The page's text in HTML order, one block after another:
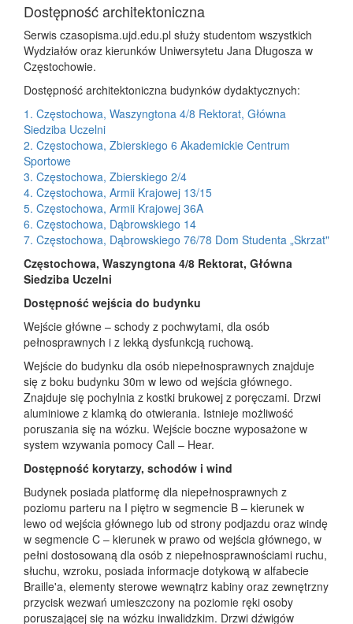
Dostępność architektoniczna
Serwis czasopisma.ujd.edu.pl służy studentom wszystkich
Wydziałów oraz kierunków Uniwersytetu Jana Długosza w
Częstochowie.
Dostępność architektoniczna budynków dydaktycznych:
1. Częstochowa, Waszyngtona 4/8 Rektorat, Główna
Siedziba Uczelni
2. Częstochowa, Zbierskiego 6 Akademickie Centrum
Sportowe
3. Częstochowa, Zbierskiego 2/4
4. Częstochowa, Armii Krajowej 13/15
5. Częstochowa, Armii Krajowej 36A
6. Częstochowa, Dąbrowskiego 14
7. Częstochowa, Dąbrowskiego 76/78 Dom Studenta „Skrzat"
Częstochowa, Waszyngtona 4/8 Rektorat, Główna
Siedziba Uczelni
Dostępność wejścia do budynku
Wejście główne – schody z pochwytami, dla osób
pełnosprawnych i z lekką dysfunkcją ruchową.
Wejście do budynku dla osób niepełnosprawnych znajduje
się z boku budynku 30m w lewo od wejścia głównego.
Znajduje się pochylnia z kostki brukowej z poręczami. Drzwi
aluminiowe z klamką do otwierania. Istnieje możliwość
poruszania się na wózku. Wejście boczne wyposażone w
system wzywania pomocy Call – Hear.
Dostępność korytarzy, schodów i wind
Budynek posiada platformę dla niepełnosprawnych z
poziomu parteru na I piętro w segmencie B – kierunek w
lewo od wejścia głównego lub od strony podjazdu oraz windę
w segmencie C – kierunek w prawo od wejścia głównego, w
pełni dostosowaną dla osób z niepełnosprawnościami ruchu,
słuchu, wzroku, posiada informacje dotykową w alfabecie
Braille'a, elementy sterowe wewnątrz kabiny oraz zewnętrzny
przycisk wezwań umieszczony na poziomie ręki osoby
poruszającej się na wózku inwalidzkim. Drzwi dźwigów